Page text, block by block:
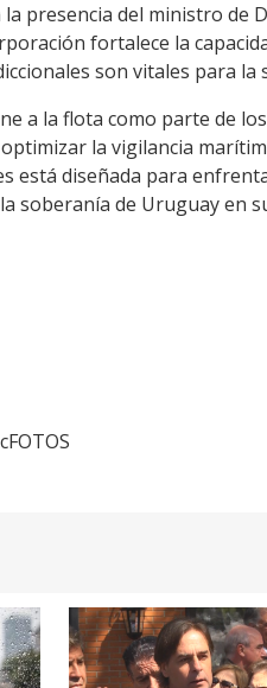
presencia del ministro de
fortalece la
son vitales para la
a la flota como parte de
la vigilancia
está diseñada para
soberanía de Uruguay en